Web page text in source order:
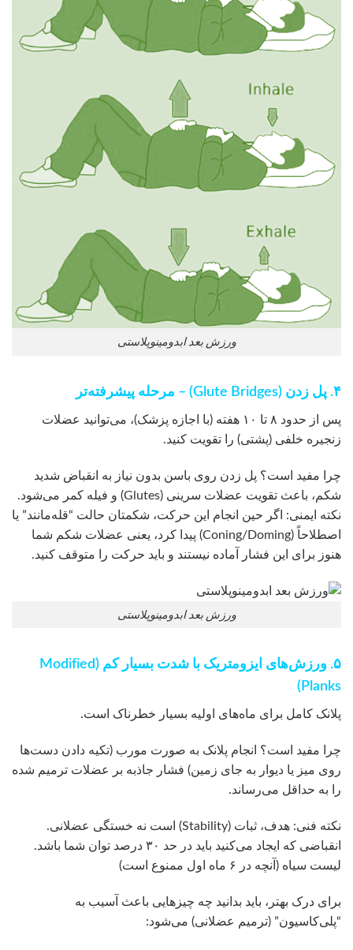
ورزش بعد ابدومینوپلاستی
۴. پل زدن (Glute Bridges) – مرحله پیشرفته‌تر
پس از حدود ۸ تا ۱۰ هفته (با اجازه پزشک)، می‌توانید عضلات
زنجیره خلفی (پشتی) را تقویت کنید.
چرا مفید است؟ پل زدن روی باسن بدون نیاز به انقباض شدید
شکم، باعث تقویت عضلات سرینی (Glutes) و فیله کمر می‌شود.
نکته ایمنی: اگر حین انجام این حرکت، شکمتان حالت “قله‌مانند” یا
اصطلاحاً (Coning/Doming) پیدا کرد، یعنی عضلات شکم شما
هنوز برای این فشار آماده نیستند و باید حرکت را متوقف کنید.
ورزش بعد ابدومینوپلاستی
۵. ورزش‌های ایزومتریک با شدت بسیار کم (Modified
Planks)
پلانک کامل برای ماه‌های اولیه بسیار خطرناک است.
چرا مفید است؟ انجام پلانک به صورت مورب (تکیه دادن دست‌ها
روی میز یا دیوار به جای زمین) فشار جاذبه بر عضلات ترمیم شده
را به حداقل می‌رساند.
نکته فنی: هدف، ثبات (Stability) است نه خستگی عضلانی.
انقباضی که ایجاد می‌کنید باید در حد ۳۰ درصد توان شما باشد.
لیست سیاه (آنچه در ۶ ماه اول ممنوع است)
برای درک بهتر، باید بدانید چه چیزهایی باعث آسیب به
“پلی‌کاسیون” (ترمیم عضلانی) می‌شود: